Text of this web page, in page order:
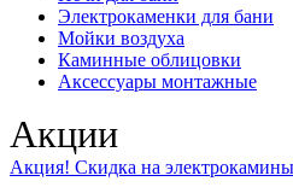
Электрокаменки для бани
Мойки воздуха
Каминные облицовки
Аксессуары монтажные
Акции
Акция! Скидка на